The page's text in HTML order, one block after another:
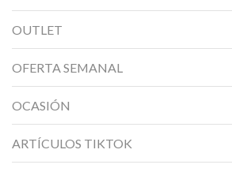
OUTLET
OFERTA SEMANAL
OCASIÓN
ARTÍCULOS TIKTOK